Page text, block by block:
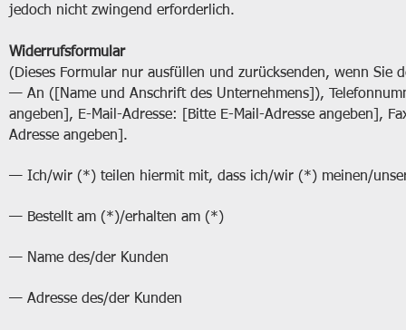
jedoch nicht zwingend erforderlich.
Widerrufsformular
(Dieses Formular nur ausfüllen und zurücksenden, wenn Sie
— An ([Name und Anschrift des Unternehmens]),
angeben], E-Mail-Adresse: [Bitte E-Mail-Adresse angeben],
Adresse angeben].
— Ich/wir (*) teilen hiermit mit, dass ich/wir (*) meinen/
— Bestellt am (*)/erhalten am (*)
— Name des/der Kunden
— Adresse des/der Kunden